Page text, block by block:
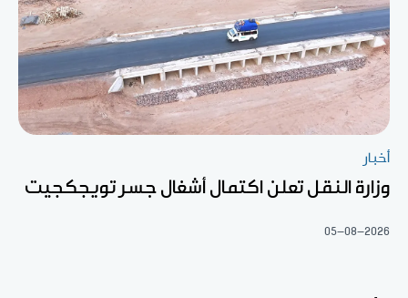
أخبار
وزارة النقل تعلن اكتمال أشغال جسر تويجكجيت
05-08-2026